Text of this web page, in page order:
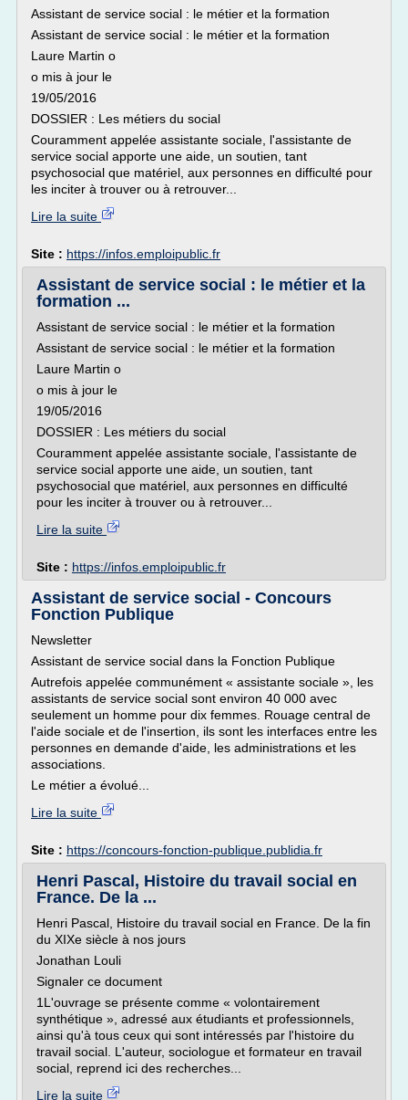
Assistant de service social : le métier et la formation
Assistant de service social : le métier et la formation
Laure Martin o
o mis à jour le
19/05/2016
DOSSIER : Les métiers du social
Couramment appelée assistante sociale, l'assistante de
service social apporte une aide, un soutien, tant
psychosocial que matériel, aux personnes en difficulté pour
les inciter à trouver ou à retrouver...
Lire la suite
Site : https://infos.emploipublic.fr
Assistant de service social : le métier et la
formation ...
Assistant de service social : le métier et la formation
Assistant de service social : le métier et la formation
Laure Martin o
o mis à jour le
19/05/2016
DOSSIER : Les métiers du social
Couramment appelée assistante sociale, l'assistante de
service social apporte une aide, un soutien, tant
psychosocial que matériel, aux personnes en difficulté
pour les inciter à trouver ou à retrouver...
Lire la suite
Site : https://infos.emploipublic.fr
Assistant de service social - Concours
Fonction Publique
Newsletter
Assistant de service social dans la Fonction Publique
Autrefois appelée communément « assistante sociale », les
assistants de service social sont environ 40 000 avec
seulement un homme pour dix femmes. Rouage central de
l'aide sociale et de l'insertion, ils sont les interfaces entre les
personnes en demande d'aide, les administrations et les
associations.
Le métier a évolué...
Lire la suite
Site : https://concours-fonction-publique.publidia.fr
Henri Pascal, Histoire du travail social en
France. De la ...
Henri Pascal, Histoire du travail social en France. De la fin
du XIXe siècle à nos jours
Jonathan Louli
Signaler ce document
1L'ouvrage se présente comme « volontairement
synthétique », adressé aux étudiants et professionnels,
ainsi qu'à tous ceux qui sont intéressés par l'histoire du
travail social. L'auteur, sociologue et formateur en travail
social, reprend ici des recherches...
Lire la suite